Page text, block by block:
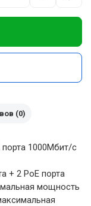
(0)
1000Мбит/с
+ 2 PoE порта
мощность